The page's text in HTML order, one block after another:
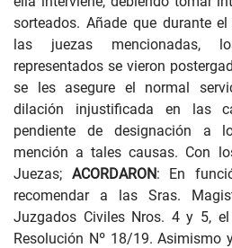
sorteados. Añade que durante
las juezas mencionadas,
representados se vieron
se les asegure el normal
dilación injustificada en las
pendiente de designación a
mención a tales causas. Con
Juezas; ACORDARON: En
recomendar a las Sras.
Juzgados Civiles Nros. 4 y 5,
Resolución Nº 18/19. Asimismo